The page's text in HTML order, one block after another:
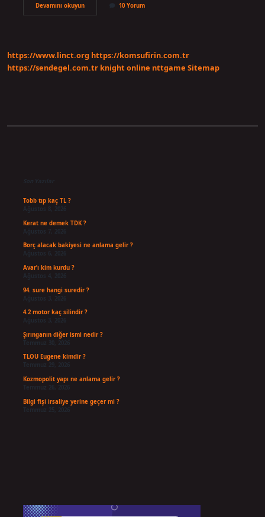
Devamını okuyunBira
Kiti
10 Yorum
https://www.linct.org https://komsufirin.com.tr
https://sendegel.com.tr knight online nttgame Sitemap
Son Yazılar
Tobb tıp kaç TL ?
Ağustos 8, 2026
Kerat ne demek TDK ?
Ağustos 7, 2026
Borç alacak bakiyesi ne anlama gelir ?
Ağustos 6, 2026
Avar’ı kim kurdu ?
Ağustos 4, 2026
94. sure hangi suredir ?
Ağustos 3, 2026
4.2 motor kaç silindir ?
Ağustos 3, 2026
Şırınganın diğer ismi nedir ?
TLOU Eugene kimdir ?
Temmuz 29, 2026
Kozmopolit yapı ne anlama gelir ?
Bilgi fişi irsaliye yerine geçer mi ?
Temmuz 25, 2026